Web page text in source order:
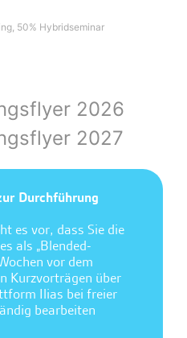
50% Hybridseminar
2026
2027
Durchführung
es vor, dass Sie die
als „Blended-
vor dem
Kurzvorträgen über
Ilias bei freier
bearbeiten